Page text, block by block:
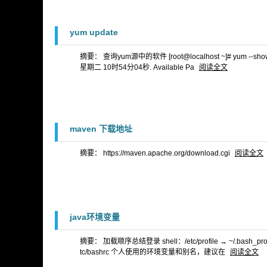
yum update
摘要： 查询yum源中的软件 [root@localhost ~]# yum --
星期二 10时54分04秒. Available Pa
阅读全文
maven 下载地址
摘要： https://maven.apache.org/download.cgi 阅读全文
java环境变量
摘要： 加载顺序总结登录 shell：/etc/profile → ~/
tc/bashrc 个人使用的环境变量和别名，建议在
阅读全文